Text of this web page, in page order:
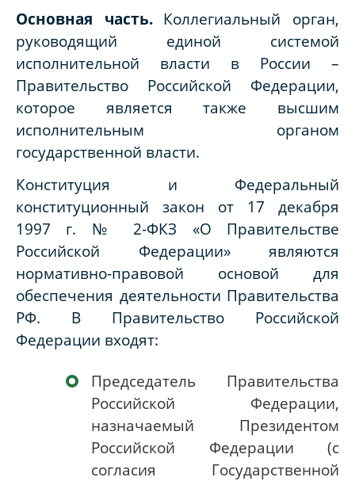
Основная часть. Коллегиальный орган,
руководящий единой системой
исполнительной власти в России –
Правительство Российской Федерации,
которое является также высшим
исполнительным органом
государственной власти.
Конституция и Федеральный
конституционный закон от 17 декабря
1997 г. № 2-ФКЗ «О Правительстве
Российской Федерации» являются
нормативно-правовой основой для
обеспечения деятельности Правительства
РФ. В Правительство Российской
Федерации входят:
Председатель Правительства
Российской Федерации,
назначаемый Президентом
Российской Федерации (с
согласия Государственной